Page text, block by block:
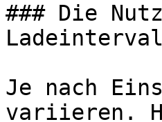
### Die
Je nach
variieren.